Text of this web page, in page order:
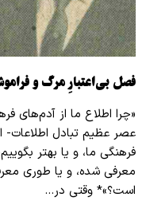
فصل بی‌اعتبارِ مرگ و
«چرا اطلاع ما از آدم‌های
عصر عظیم تبادل اطلاعات-
فرهنگی ما، و یا بهتر
معرفی شده، و یا طوری
است؟»* وقتی در…